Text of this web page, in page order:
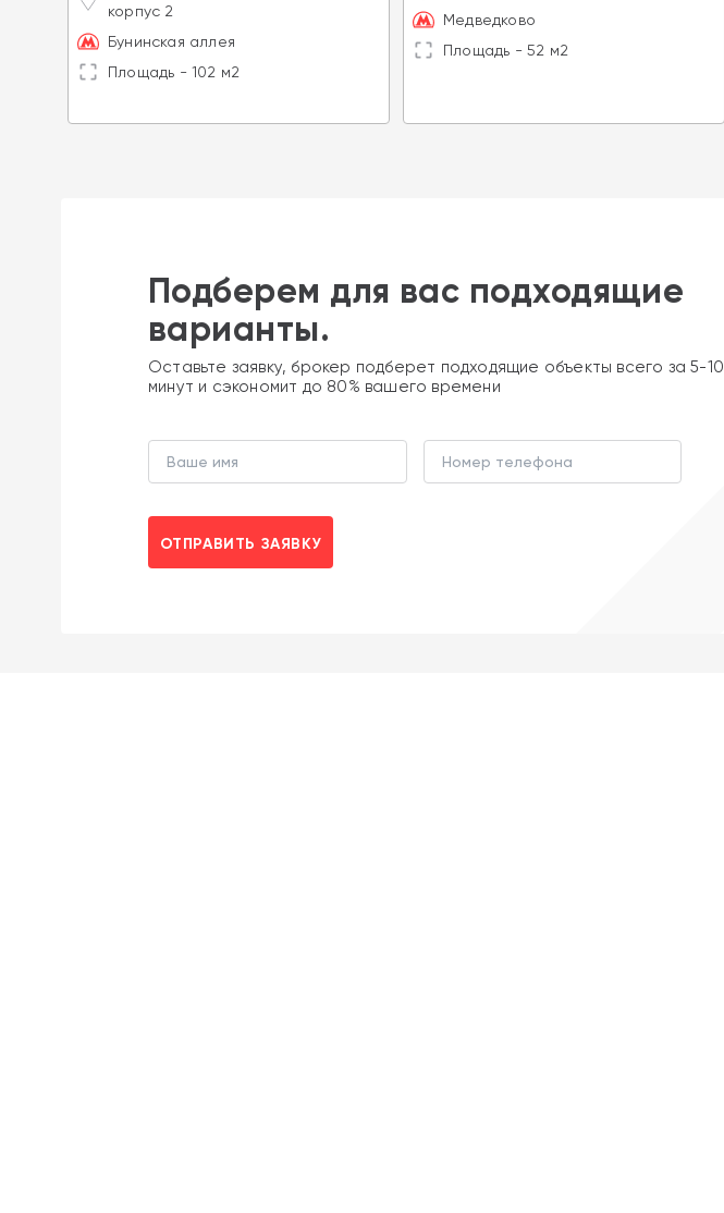
корпус 2
Бунинская аллея
Площадь - 102 м2
Медведково
Площадь - 52 м2
Подберем для вас подходящие
варианты.
Оставьте заявку, брокер подберет подходящие объекты всего за 5-10
минут и сэкономит до 80% вашего времени
ОТПРАВИТЬ ЗАЯВКУ